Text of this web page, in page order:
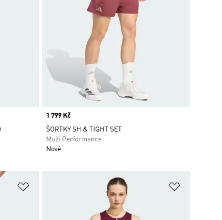
Price
1 799 Kč
ŠORTKY SH & TIGHT SET
Muži Performance
Nové
Přidat do seznamu přání